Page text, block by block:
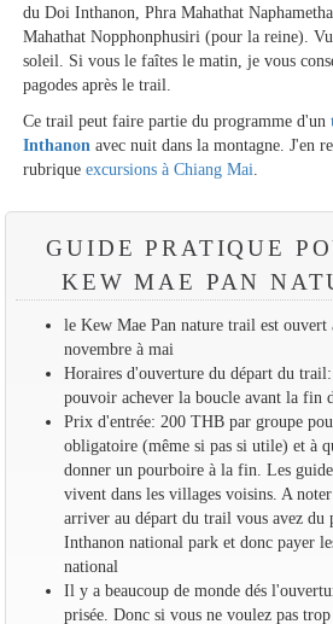
du Doi Inthanon, Phra Mahathat
Mahathat Nopphonphusiri (pour la reine).
soleil. Si vous le faîtes le matin, je vous
pagodes après le trail.
Ce trail peut faire partie du programme d'un
Inthanon avec nuit dans la montagne. J'en
rubriqueexcursions à Chiang Mai
GUIDE PRATIQUE
KEW MAE PAN
le Kew Mae Pan nature trail est ouvert
novembre à mai
Horaires d'ouverture du départ du
pouvoir achever la boucle avant la fin
Prix d'entrée: 200 THB par groupe
obligatoire (même si pas si utile) et à
donner un pourboire à la fin. Les
vivent dans les villages voisins. A
arriver au départ du trail vous avez du
Inthanon national park et donc payer
national
Il y a beaucoup de monde dés
prisée. Donc si vous ne voulez pas